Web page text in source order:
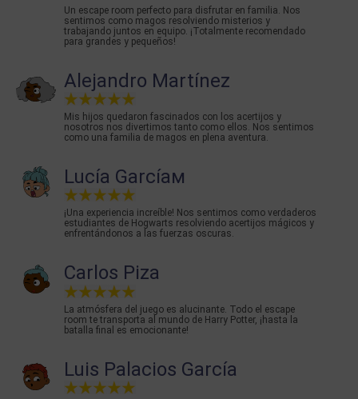
Un escape room perfecto para disfrutar en familia. Nos
sentimos como magos resolviendo misterios y
trabajando juntos en equipo. ¡Totalmente recomendado
para grandes y pequeños!
Alejandro Martínez
Mis hijos quedaron fascinados con los acertijos y
nosotros nos divertimos tanto como ellos. Nos sentimos
como una familia de magos en plena aventura.
Lucía Garcíaм
¡Una experiencia increíble! Nos sentimos como verdaderos
estudiantes de Hogwarts resolviendo acertijos mágicos y
enfrentándonos a las fuerzas oscuras.
Carlos Piza
La atmósfera del juego es alucinante. Todo el escape
room te transporta al mundo de Harry Potter, ¡hasta la
batalla final es emocionante!
Luis Palacios García